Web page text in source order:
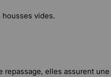
vides.
elles assurent une